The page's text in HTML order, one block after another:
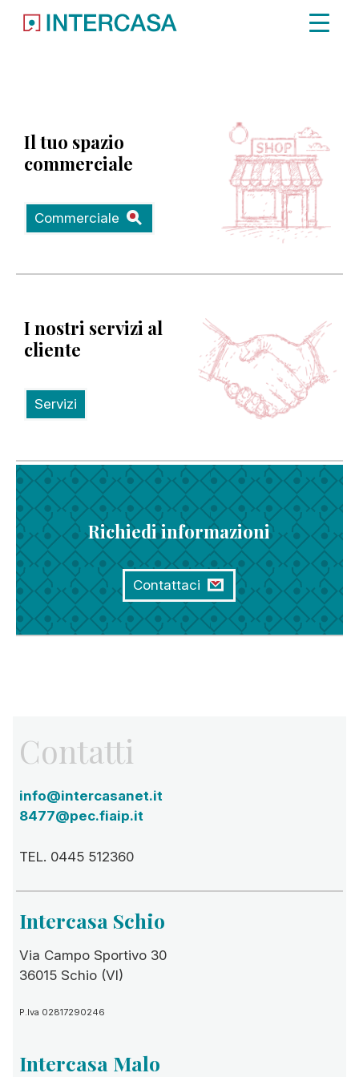
Il tuo spazio
commerciale
Commerciale
I nostri servizi al
cliente
Servizi
Richiedi informazioni
Contattaci
Contatti
info@intercasanet.it
8477@pec.fiaip.it
TEL. 0445 512360
Intercasa Schio
Via Campo Sportivo 30
36015 Schio (VI)
P.Iva 02817290246
Intercasa Malo